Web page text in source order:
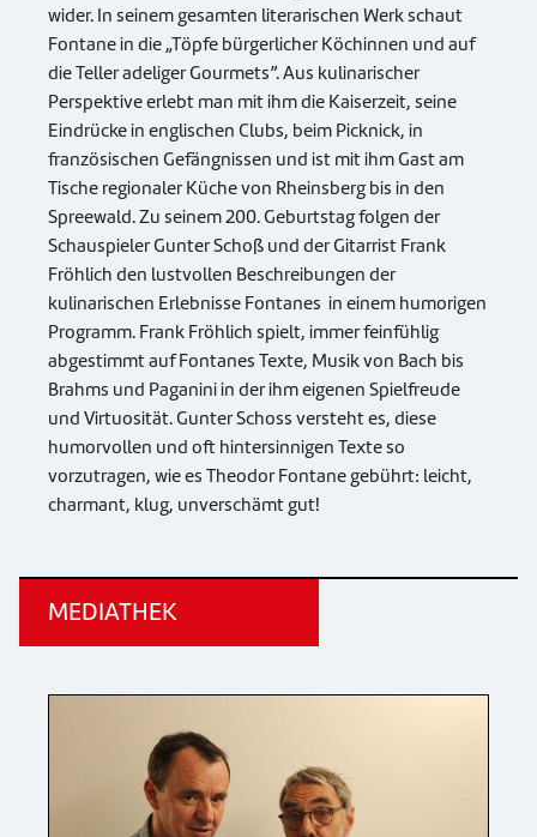
wider. In seinem gesamten literarischen Werk schaut
Fontane in die „Töpfe bürgerlicher Köchinnen und auf
die Teller adeliger Gourmets”. Aus kulinarischer
Perspektive erlebt man mit ihm die Kaiserzeit, seine
Eindrücke in englischen Clubs, beim Picknick, in
französischen Gefängnissen und ist mit ihm Gast am
Tische regionaler Küche von Rheinsberg bis in den
Spreewald. Zu seinem 200. Geburtstag folgen der
Schauspieler Gunter Schoß und der Gitarrist Frank
Fröhlich den lustvollen Beschreibungen der
kulinarischen Erlebnisse Fontanes in einem humorigen
Programm. Frank Fröhlich spielt, immer feinfühlig
abgestimmt auf Fontanes Texte, Musik von Bach bis
Brahms und Paganini in der ihm eigenen Spielfreude
und Virtuosität. Gunter Schoss versteht es, diese
humorvollen und oft hintersinnigen Texte so
vorzutragen, wie es Theodor Fontane gebührt: leicht,
charmant, klug, unverschämt gut!
MEDIATHEK